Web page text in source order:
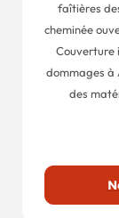
faîtières
cheminée
Couverture
dommages à
des